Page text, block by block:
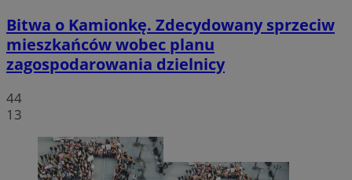
Bitwa o Kamionkę. Zdecydowany sprzeciw
mieszkańców wobec planu
zagospodarowania dzielnicy
44
13